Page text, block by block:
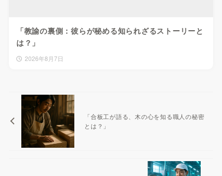
「教諭の裏側：彼らが秘める知られざるストーリーと
は？」
2026年8月7日
「合板工が語る、木の心を知る職人の秘密
とは？」